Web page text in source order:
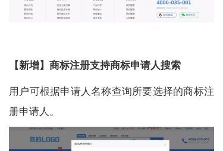
【新增】 商标注册支持商标申请人搜索
用户可根据申请人名称查询所要选择的商标注
册申请人。